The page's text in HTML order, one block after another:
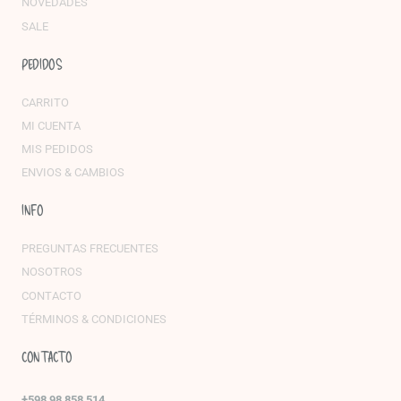
SALE
PEDIDOS
CARRITO
MI CUENTA
MIS PEDIDOS
ENVIOS & CAMBIOS
INFO
PREGUNTAS FRECUENTES
NOSOTROS
CONTACTO
TÉRMINOS & CONDICIONES
CONTACTO